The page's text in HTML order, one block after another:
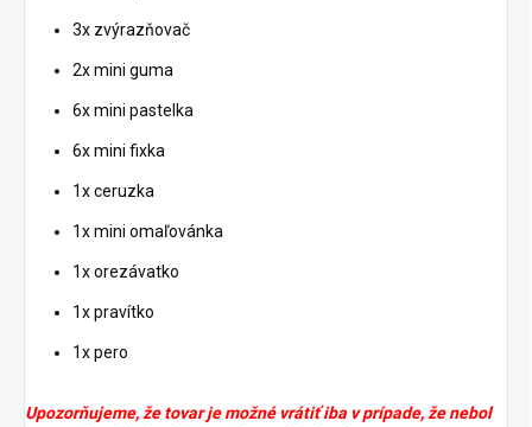
3x zvýrazňovač
2x mini guma
6x mini pastelka
6x mini fixka
1x ceruzka
1x mini omaľovánka
1x orezávatko
1x pravítko
1x pero
Upozorňujeme, že tovar je možné vrátiť iba v prípade, že nebol